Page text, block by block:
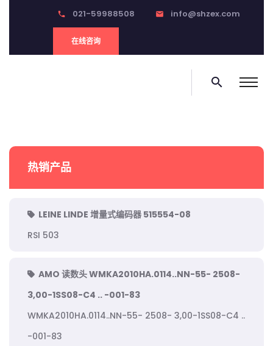
phone 021-59988508 email info@shzex.com
在线咨询
search
热销产品
LEINE LINDE 增量式编码器 515554-08
RSI 503
AMO 读数头 WMKA2010HA.0114..NN-55- 2508-
3,00-1SS08-C4 .. -001-83
WMKA2010HA.0114..NN-55- 2508- 3,00-1SS08-C4 ..
-001-83